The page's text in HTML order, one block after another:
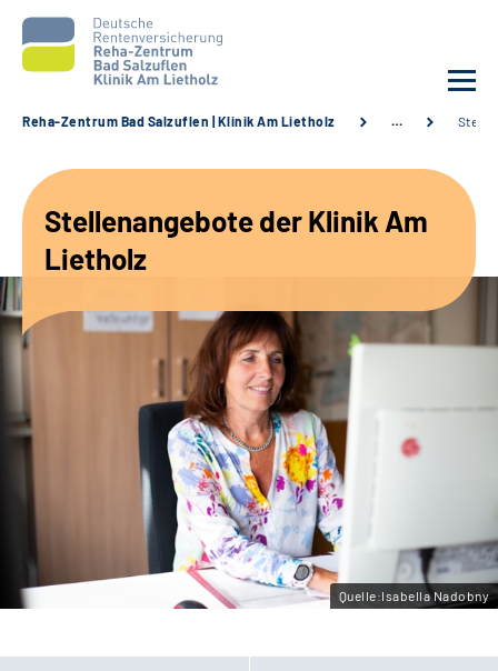
Unsere Angebote
Karriere
Sozialdienste & Zuweisende
Leichte Sprache
Gebärdensprache
Reha-Zentrum Bad Salzuflen | Klinik Am Lietholz …
Stellenangebote der Klinik Am
Lietholz
Quelle:Isabella Nadobny